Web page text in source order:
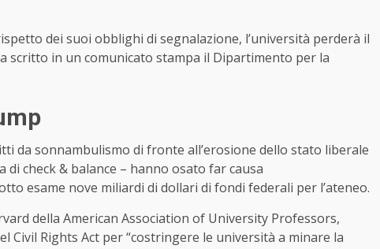
dei suoi obblighi di segnalazione, l’università perderà il
scritto in un comunicato stampa il Dipartimento per la
da sonnambulismo di fronte all’erosione dello stato liberale
check & balance – hanno osato far causa
esame nove miliardi di dollari di fondi federali per l’ateneo.
della American Association of University Professors,
Civil Rights Act per “costringere le università a minare la